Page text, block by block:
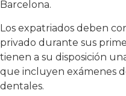
Barcelona.
Los expatriados deben
privado durante sus
tienen a su disposición
que incluyen exámenes
dentales.